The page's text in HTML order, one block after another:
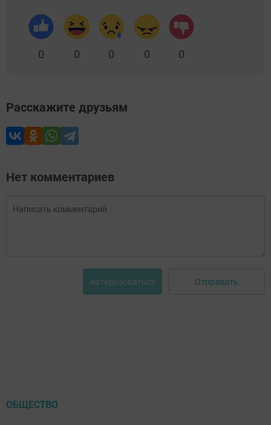
0 0 0 0 0
Расскажите друзьям
Нет комментариев
Авторизоваться Отправить
ОБЩЕСТВО